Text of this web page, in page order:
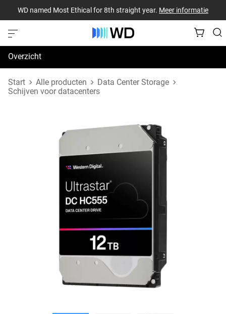
WD named Most Ethical for 8th straight year. Meer informatie
Overzicht
Specificaties
Start Alle producten
Data Center Storage
Schijven voor datacenters